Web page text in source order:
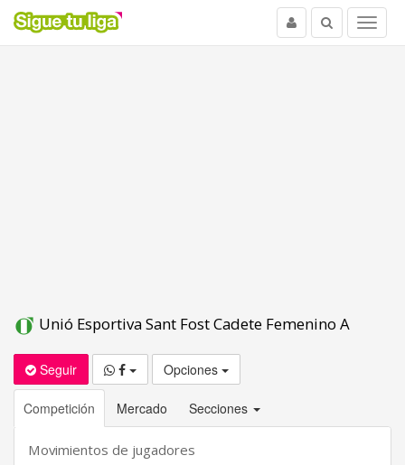
Menu
Buscar
Usuario
Unió Esportiva Sant Fost Cadete Femenino A
Seguir Opciones
Competición Mercado Secciones
Movimientos de jugadores